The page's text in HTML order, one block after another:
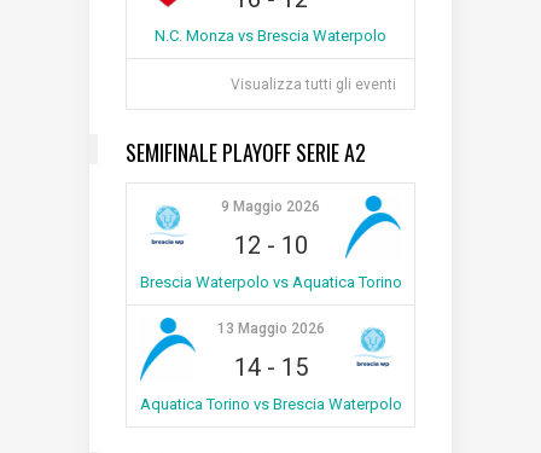
N.C. Monza vs Brescia Waterpolo
Visualizza tutti gli eventi
SEMIFINALE PLAYOFF SERIE A2
9 Maggio 2026
12 - 10
Brescia Waterpolo vs Aquatica Torino
13 Maggio 2026
14- 15
Aquatica Torino vs Brescia Waterpolo